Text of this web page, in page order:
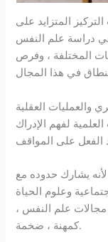
المتزايد على
في دراسة علم النفس
المختلفة ، وفرص
العقلية
لفهم الإدراك
يشارك حدوده مع
وعلوم الحياة
علم النفس ،
كمهنة ، ضخمة.